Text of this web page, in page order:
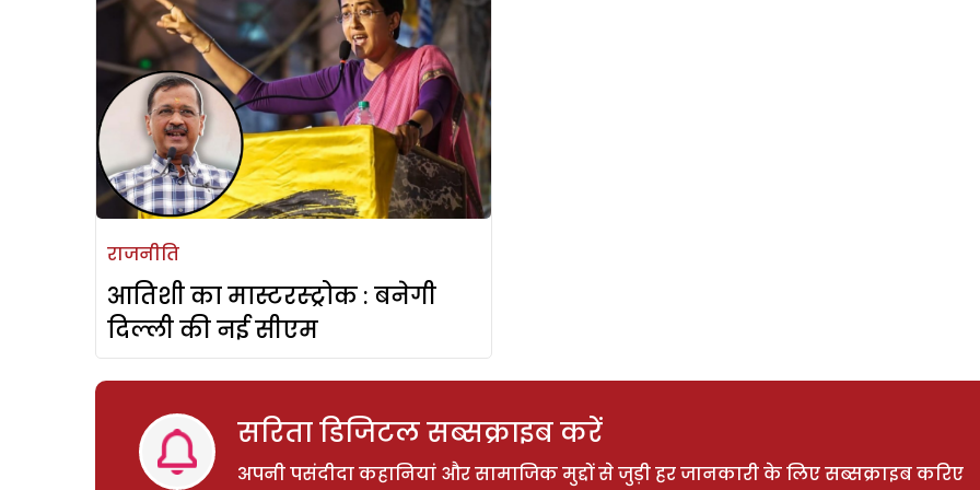
राजनीति
आतिशी का मास्टरस्ट्रोक : बनेगी
दिल्ली की नई सीएम
सरिता डिजिटल सब्सक्राइब करें
अपनी पसंदीदा कहानियां और सामाजिक मुद्दों से जुड़ी हर जानकारी के लिए सब्सक्राइब करिए